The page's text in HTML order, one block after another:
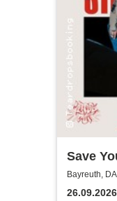
Save
in
Bayreuth,
26.09.2026